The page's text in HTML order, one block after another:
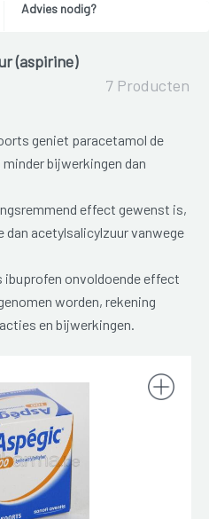
Advies nodig?
(aspirine)
7 Producten
geniet paracetamol de
bijwerkingen dan
effect gewenst is,
dan acetylsalicylzuur vanwege
ibuprofen onvoldoende effect
worden, rekening
en bijwerkingen.